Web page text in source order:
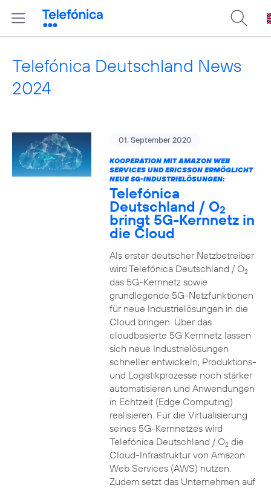
Telefónica Deutschland News
2024
01. September 2020
KOOPERATION MIT AMAZON WEB
SERVICES UND ERICSSON ERMÖGLICHT
NEUE 5G-INDUSTRIELÖSUNGEN:
Telefónica
Deutschland / O2
bringt 5G-Kernnetz in
die Cloud
Als erster deutscher Netzbetreiber
wird Telefónica Deutschland / O2
das 5G-Kernnetz sowie
grundlegende 5G-Netzfunktionen
für neue Industrielösungen in die
Cloud bringen. Über das
cloudbasierte 5G Kernnetz lassen
sich neue Industrielösungen
schneller entwickeln, Produktions-
und Logistikprozesse noch stärker
automatisieren und Anwendungen
in Echtzeit (Edge Computing)
realisieren. Für die Virtualisierung
seines 5G-Kernnetzes wird
Telefónica Deutschland / O2die
Cloud-Infrastruktur von Amazon
Web Services (AWS) nutzen.
Zudem setzt das Unternehmen auf